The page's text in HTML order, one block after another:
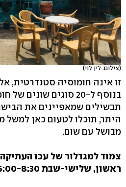
(צילום: לין לוי)
זו אינה חומוסיה סטנדרטית,
תבשילים שמאפיינים את
היתר, תוכלו לטעום כאן למשל
מבושל עם שום.
ראשון, שלישי-שבת 16:00-8:30, לא כשר